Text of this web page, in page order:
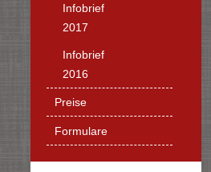
Infobrief
2017
Infobrief
2016
Preise
Formulare